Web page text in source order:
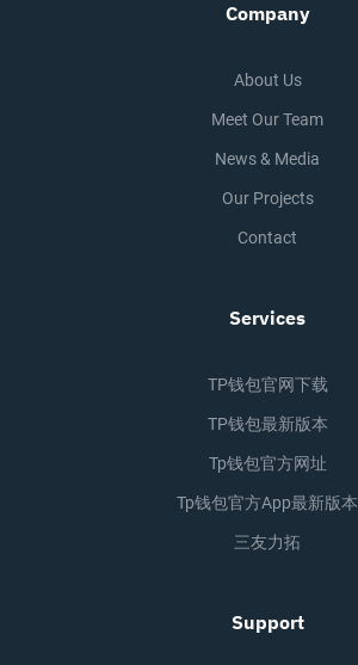
Company
About Us
Meet Our Team
News & Media
Our Projects
Contact
Services
TP钱包官网下载
TP钱包最新版本
Tp钱包官方网址
Tp钱包官方app最新版本
三友力拓
Support